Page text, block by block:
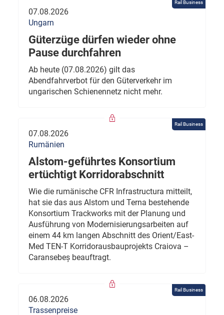
Rail Business
07.08.2026
Ungarn
Güterzüge dürfen wieder ohne
Pause durchfahren
Ab heute (07.08.2026) gilt das
Abendfahrverbot für den Güterverkehr im
ungarischen Schienennetz nicht mehr.
Rail Business
07.08.2026
Rumänien
Alstom-geführtes Konsortium
ertüchtigt Korridorabschnitt
Wie die rumänische CFR Infrastructura mitteilt,
hat sie das aus Alstom und Terna bestehende
Konsortium Trackworks mit der Planung und
Ausführung von Modernisierungsarbeiten auf
einem 44 km langen Abschnitt des Orient/East-
Med TEN-T Korridorausbauprojekts Craiova –
Caransebeș beauftragt.
Rail Business
06.08.2026
Trassenpreise